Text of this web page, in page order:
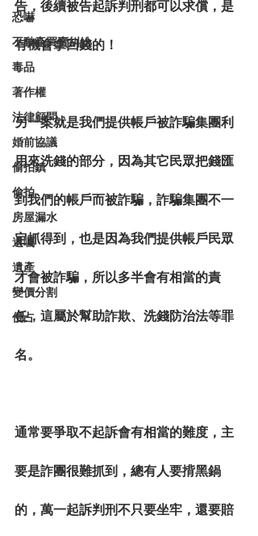
恐嚇
不動產買賣糾紛
毒品
著作權
法律顧問
婚前協議
偷拍鎮
偷拍
房屋漏水
遺囑
遺產
變價分割
侵占
告，後續被告起訴判刑都可以求償，是
有機會拿回錢的！
另一案就是我們提供帳戶被詐騙集團利
用來洗錢的部分，因為其它民眾把錢匯
到我們的帳戶而被詐騙，詐騙集團不一
定抓得到，也是因為我們提供帳戶民眾
才會被詐騙，所以多半會有相當的責
任，這屬於幫助詐欺、洗錢防治法等罪
名。
通常要爭取不起訴會有相當的難度，主
要是詐團很難抓到，總有人要揹黑鍋
的，萬一起訴判刑不只要坐牢，還要賠